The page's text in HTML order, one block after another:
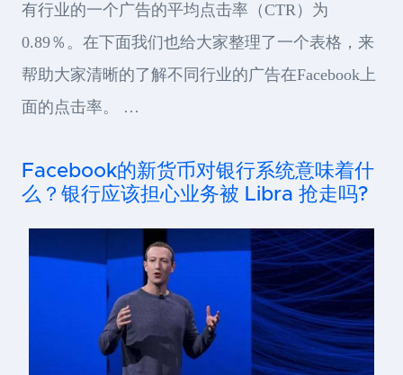
有行业的一个广告的平均点击率（CTR）为
0.89％。在下面我们也给大家整理了一个表格，来
帮助大家清晰的了解不同行业的广告在Facebook上
面的点击率。 …
Facebook的新货币对银行系统意味着什
么？银行应该担心业务被 Libra 抢走吗?